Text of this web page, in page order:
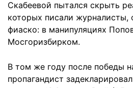
Скабеевой пытался скрыть
которых писали журналисты,
фиаско: в манипуляциях
Мосгоризбирком.
В том же году после победы
пропагандист